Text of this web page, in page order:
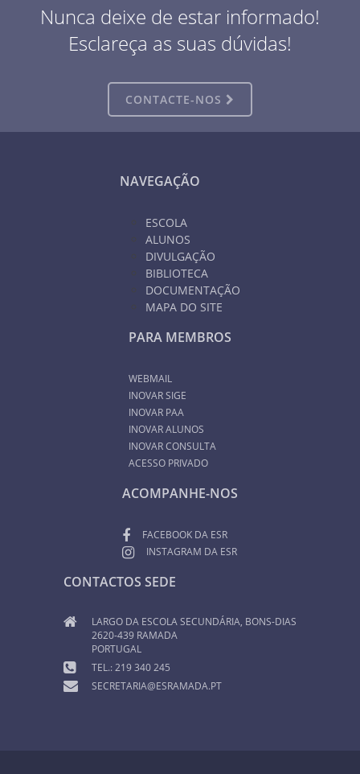
Nunca deixe de estar informado!
Esclareça as suas dúvidas!
CONTACTE-NOS
NAVEGAÇÃO
ESCOLA
ALUNOS
DIVULGAÇÃO
BIBLIOTECA
DOCUMENTAÇÃO
MAPA DO SITE
PARA MEMBROS
WEBMAIL
INOVAR SIGE
INOVAR PAA
INOVAR ALUNOS
INOVAR CONSULTA
ACESSO PRIVADO
ACOMPANHE-NOS
FACEBOOK DA ESR
INSTAGRAM DA ESR
CONTACTOS SEDE
LARGO DA ESCOLA SECUNDÁRIA, BONS-DIAS
2620-439 RAMADA
PORTUGAL
TEL.: 219 340 245
SECRETARIA@ESRAMADA.PT